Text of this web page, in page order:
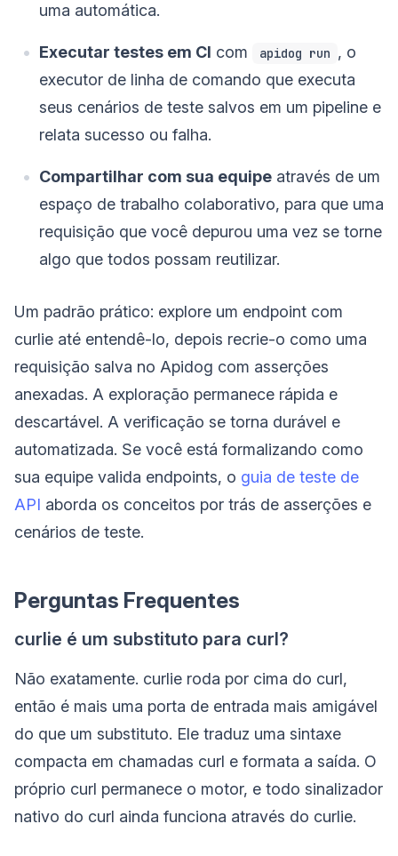
uma automática.
Executar testes em CI com apidog run , o
executor de linha de comando que executa
seus cenários de teste salvos em um pipeline e
relata sucesso ou falha.
Compartilhar com sua equipe através de um
espaço de trabalho colaborativo, para que uma
requisição que você depurou uma vez se torne
algo que todos possam reutilizar.
Um padrão prático: explore um endpoint com
curlie até entendê-lo, depois recrie-o como uma
requisição salva no Apidog com asserções
anexadas. A exploração permanece rápida e
descartável. A verificação se torna durável e
automatizada. Se você está formalizando como
sua equipe valida endpoints, o guia de teste de
API aborda os conceitos por trás de asserções e
cenários de teste.
Perguntas Frequentes
curlie é um substituto para curl?
Não exatamente. curlie roda por cima do curl,
então é mais uma porta de entrada mais amigável
do que um substituto. Ele traduz uma sintaxe
compacta em chamadas curl e formata a saída. O
próprio curl permanece o motor, e todo sinalizador
nativo do curl ainda funciona através do curlie.